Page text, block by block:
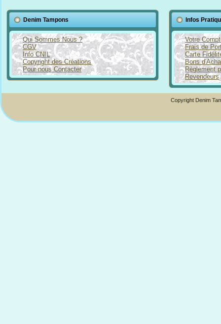
Denim Tampons
Qui Sommes Nous ?
CGV
Info CNIL
Copyright des Créations
Pour nous Contacter
Infos
Votre
Frais de
Carte
Bons
Règlement
Revendeurs
Copyright Denim